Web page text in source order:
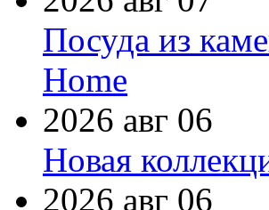
Посуда из
Home
2026 авг 06
Новая
2026 авг 06